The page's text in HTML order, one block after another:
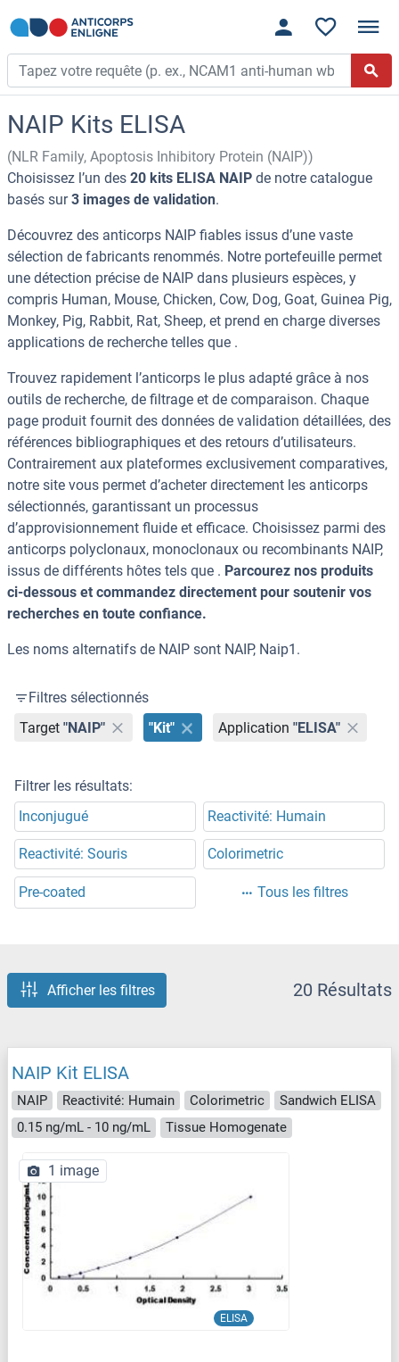
NAIP Kits ELISA
(NLR Family, Apoptosis Inhibitory Protein (NAIP))
Choisissez l’un des 20 kits ELISA NAIP de notre catalogue
basés sur3 images de validation.
Découvrez des anticorps NAIP fiables issus d’une vaste
sélection de fabricants renommés. Notre portefeuille permet
une détection précise de NAIP dans plusieurs espèces, y
compris Human, Mouse, Chicken, Cow, Dog, Goat, Guinea Pig,
Monkey, Pig, Rabbit, Rat, Sheep, et prend en charge diverses
applications de recherche telles que .
Trouvez rapidement l’anticorps le plus adapté grâce à nos
outils de recherche, de filtrage et de comparaison. Chaque
page produit fournit des données de validation détaillées, des
références bibliographiques et des retours d’utilisateurs.
Contrairement aux plateformes exclusivement comparatives,
notre site vous permet d’acheter directement les anticorps
sélectionnés, garantissant un processus
d’approvisionnement fluide et efficace. Choisissez parmi des
anticorps polyclonaux, monoclonaux ou recombinants NAIP,
issus de différents hôtes tels que . Parcourez nos produits
ci-dessous et commandez directement pour soutenir vos
recherches en toute confiance.
Les noms alternatifs de NAIP sont NAIP, Naip1.
Filtres sélectionnés
Target "NAIP" "Kit" Application "ELISA"
Filtrer les résultats:
Inconjugué
Reactivité: Humain
Reactivité: Souris Colorimetric
Pre-coated Tous les filtres
Afficher les filtres 20 Résultats
NAIP Kit ELISA
NAIP Reactivité: Humain Colorimetric
Sandwich ELISA
0.15 ng/mL - 10 ng/mL
Tissue Homogenate
ELISA
1 image